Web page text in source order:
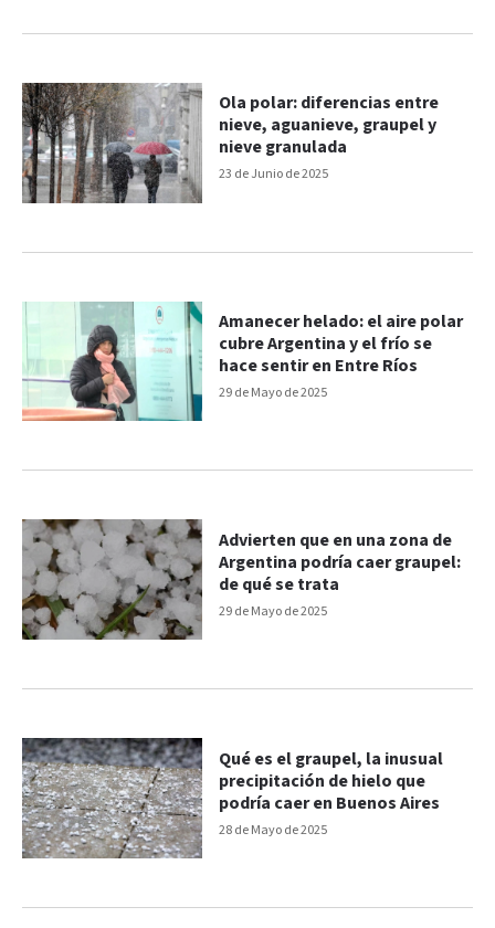
23 de Junio de 2025
Ola polar: diferencias entre
nieve, aguanieve, graupel y
nieve granulada
29 de Mayo de 2025
Amanecer helado: el aire polar
cubre Argentina y el frío se
hace sentir en Entre Ríos
29 de Mayo de 2025
Advierten que en una zona de
Argentina podría caer graupel:
de qué se trata
28 de Mayo de 2025
Qué es el graupel, la inusual
precipitación de hielo que
podría caer en Buenos Aires